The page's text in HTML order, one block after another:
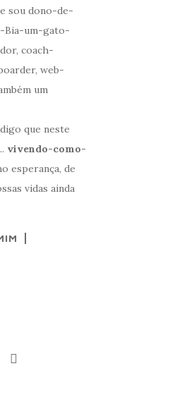
e sou dono-de-
Bia-um-gato-
coach-
web-
um
que neste
vivendo-como-
esperança, de
vidas ainda